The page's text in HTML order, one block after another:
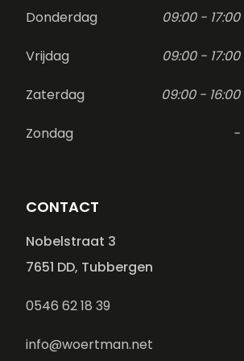
Donderdag 09:00 - 17:00
Vrijdag 09:00 - 17:00
Zaterdag 09:00 - 16:00
Zondag -
CONTACT
Nobelstraat 3
7651 DD, Tubbergen
0546 62 18 39
info@woertman.net